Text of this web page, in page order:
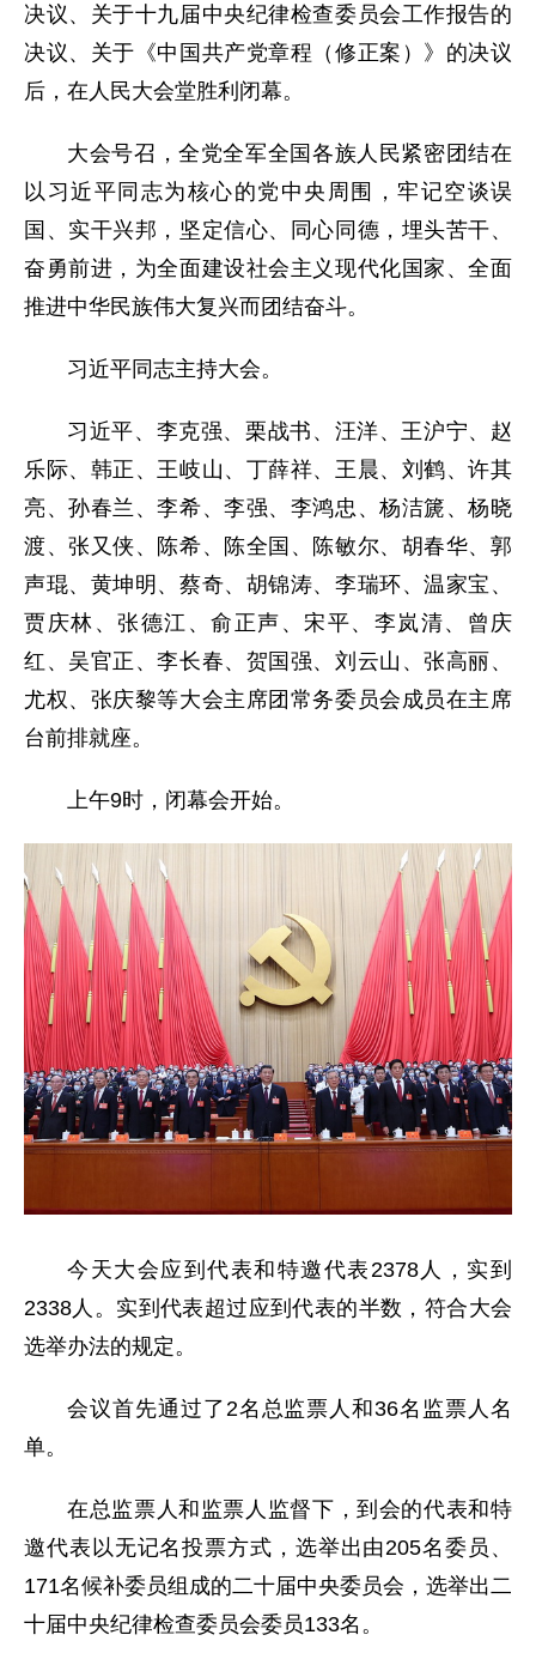
决议、关于十九届中央纪律检查委员会工作报告的
决议、关于《中国共产党章程（修正案）》的决议
后，在人民大会堂胜利闭幕。
大会号召，全党全军全国各族人民紧密团结在
以习近平同志为核心的党中央周围，牢记空谈误
国、实干兴邦，坚定信心、同心同德，埋头苦干、
奋勇前进，为全面建设社会主义现代化国家、全面
推进中华民族伟大复兴而团结奋斗。
习近平同志主持大会。
习近平、李克强、栗战书、汪洋、王沪宁、赵
乐际、韩正、王岐山、丁薛祥、王晨、刘鹤、许其
亮、孙春兰、李希、李强、李鸿忠、杨洁篪、杨晓
渡、张又侠、陈希、陈全国、陈敏尔、胡春华、郭
声琨、黄坤明、蔡奇、胡锦涛、李瑞环、温家宝、
贾庆林、张德江、俞正声、宋平、李岚清、曾庆
红、吴官正、李长春、贺国强、刘云山、张高丽、
尤权、张庆黎等大会主席团常务委员会成员在主席
台前排就座。
上午9时，闭幕会开始。
今天大会应到代表和特邀代表2378人，实到
2338人。实到代表超过应到代表的半数，符合大会
选举办法的规定。
会议首先通过了2名总监票人和36名监票人名
单。
在总监票人和监票人监督下，到会的代表和特
邀代表以无记名投票方式，选举出由205名委员、
171名候补委员组成的二十届中央委员会，选举出二
十届中央纪律检查委员会委员133名。